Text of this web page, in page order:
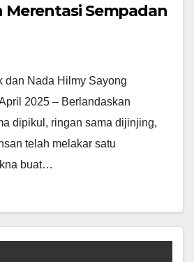
Merentasi Sempadan
dan Nada Hilmy Sayong
2025 – Berlandaskan
dipikul, ringan sama dijinjing,
telah melakar satu
buat…